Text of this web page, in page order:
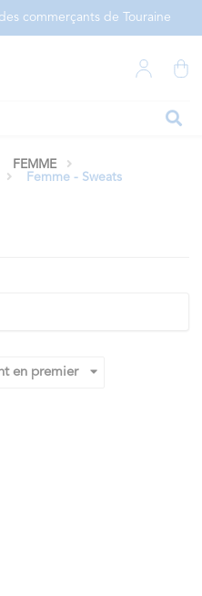
commerçants de Touraine
FEMME
Femme - Sweats
en premier